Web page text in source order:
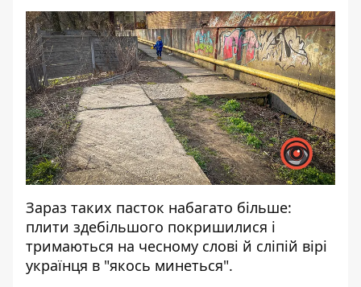
Зараз таких пасток набагато більше:
плити здебільшого покришилися і
тримаються на чесному слові й сліпій вірі
українця в "якось минеться".